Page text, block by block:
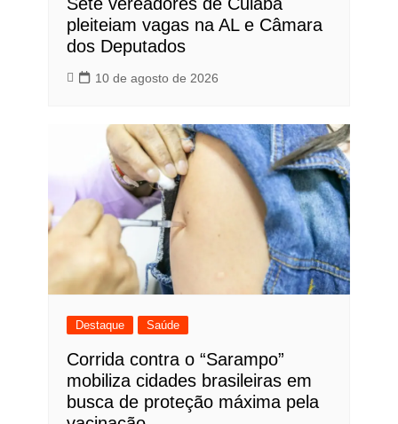
pleiteiam vagas na AL e Câmara
dos Deputados
10 de agosto de 2026
Destaque Saúde
Corrida contra o “Sarampo”
mobiliza cidades brasileiras em
busca de proteção máxima pela